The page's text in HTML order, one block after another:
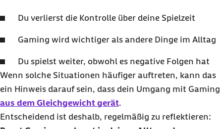
Du verlierst die Kontrolle über deine Spielzeit
Gaming wird wichtiger als andere Dinge im Alltag
Du spielst weiter, obwohl es negative Folgen hat
Wenn solche Situationen häufiger auftreten, kann das
ein Hinweis darauf sein, dass dein Umgang mit Gaming
aus dem Gleichgewicht gerät.
Entscheidend ist deshalb, regelmäßig zu reflektieren: